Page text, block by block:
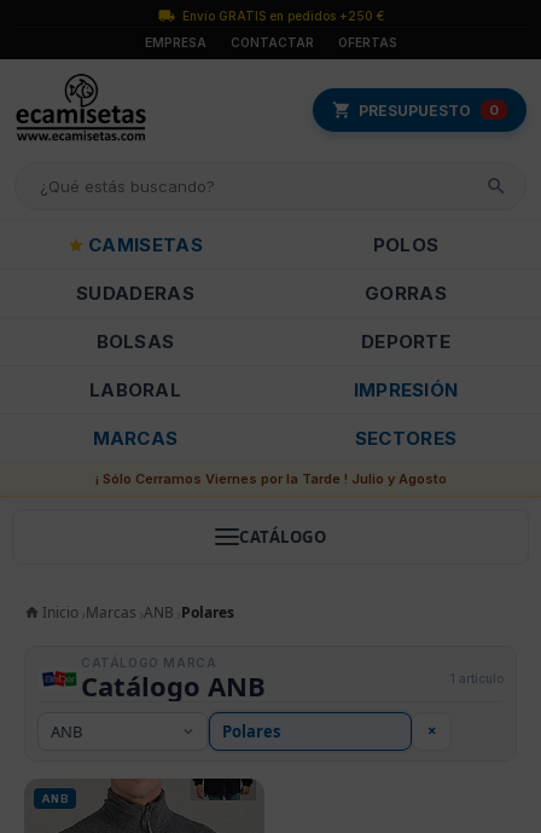
Envío GRATIS en pedidos +250 €
EMPRESA
CONTACTAR OFERTAS
PRESUPUESTO 0
CAMISETAS POLOS
SUDADERAS GORRAS
BOLSAS DEPORTE
LABORAL IMPRESIÓN
MARCAS SECTORES
¡ Sólo Cerramos Viernes por la Tarde ! Julio y Agosto
CATÁLOGO
Inicio Marcas ANB Polares
CATÁLOGO MARCA
Catálogo ANB
×
1 artículo
ANB